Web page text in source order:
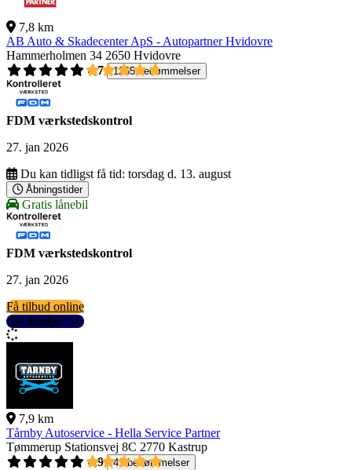
7,8 km
AB Auto & Skadecenter ApS - Autopartner Hvidovre
Hammerholmen 34 2650 Hvidovre
4,7
1265 bedømmelser
FDM værkstedskontrol
27. jan 2026
Du kan tidligst få tid: torsdag d. 13. august
Åbningstider
Gratis lånebil
FDM værkstedskontrol
27. jan 2026
Få tilbud online
Se detaljer
7,9 km
Tårnby Autoservice - Hella Service Partner
Tømmerup Stationsvej 8C 2770 Kastrup
4,9
41 bedømmelser